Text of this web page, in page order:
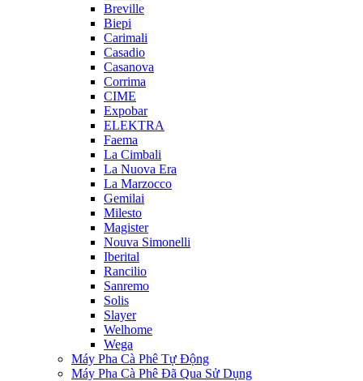
Breville
Biepi
Carimali
Casadio
Casanova
Corrima
CIME
Expobar
ELEKTRA
Faema
La Cimbali
La Nuova Era
La Marzocco
Gemilai
Milesto
Magister
Nouva Simonelli
Iberital
Rancilio
Sanremo
Solis
Slayer
Welhome
Wega
Máy Pha Cà Phê Tự Động
Máy Pha Cà Phê Đã Qua Sử Dụng